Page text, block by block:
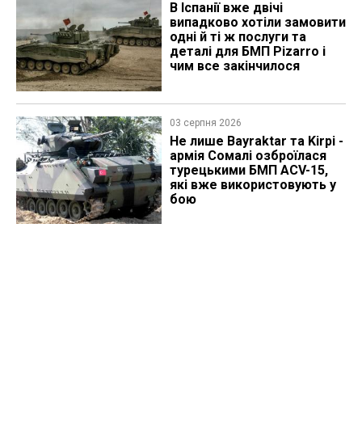
В Іспанії вже двічі
випадково хотіли замовити
одні й ті ж послуги та
деталі для БМП Pizarro і
чим все закінчилося
03 серпня 2026
Не лише Bayraktar та Kirpi -
армія Сомалі озброїлася
турецькими БМП ACV-15,
які вже використовують у
бою